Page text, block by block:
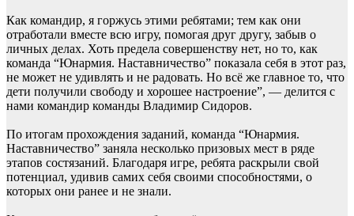
Как командир, я горжусь этими ребятами; тем как они
отработали вместе всю игру, помогая друг другу, забыв о
личных делах. Хоть предела совершенству нет, но то, как
команда “Юнармия. Наставничество” показала себя в этот раз,
не может не удивлять и не радовать. Но всё же главное то, что
дети получили свободу и хорошее настроение”, — делится с
нами командир команды Владимир Сидоров.
По итогам прохождения заданий, команда “Юнармия.
Наставничество” заняла несколько призовых мест в ряде
этапов состязаний. Благодаря игре, ребята раскрыли свой
потенциал, удивив самих себя своими способностями, о
которых они ранее и не знали.